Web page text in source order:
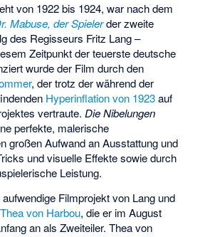
von 1922 bis 1924, war nach dem
Mabuse, der Spielerder zweite
des Regisseurs Fritz Lang –
Zeitpunkt der teuerste deutsche
wurde der Film durch den
, der trotz der während der
Hyperinflation von 1923auf
vertraute.Die Nibelungen
perfekte, malerische
großen Aufwand an Ausstattung und
und visuelle Effekte sowie durch
Leistung.
Filmprojekt von Lang und
Thea von Harbou, die er im August
an als Zweiteiler. Thea von